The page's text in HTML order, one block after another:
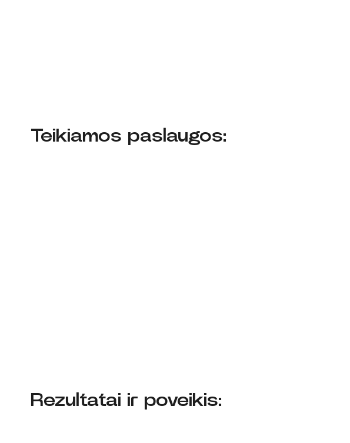
Teikiamos paslaugos:
Rezultatai ir poveikis: